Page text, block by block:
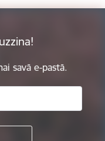
savā e-pastā.